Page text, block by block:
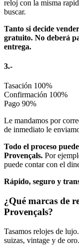
reloj con la misma
buscar.
Tanto si decide
gratuito. No deberá
entrega.
3.-
Tasación 100%
Confirmación 100%
Pago 90%
Le mandamos por
de inmediato le
Todo el proceso
Provençals. Por
puede contar con el
Rápido, seguro y
¿Qué marcas de
Provençals?
Tasamos relojes de
suizas, vintage y de oro.